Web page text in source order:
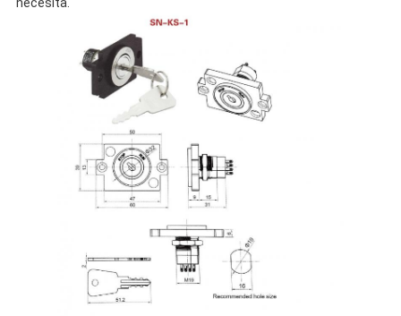
necesita.